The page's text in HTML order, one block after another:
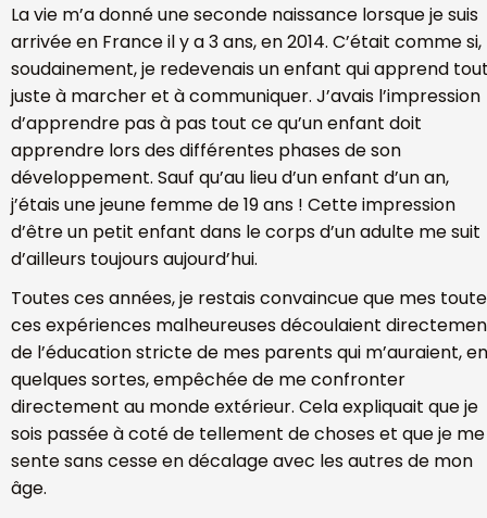
La vie m’a donné une seconde naissance lorsque je suis
arrivée en France il y a 3 ans, en 2014. C’était comme si,
soudainement, je redevenais un enfant qui apprend
juste à marcher et à communiquer. J’avais l’impression
d’apprendre pas à pas tout ce qu’un enfant doit
apprendre lors des différentes phases de son
développement. Sauf qu’au lieu d’un enfant d’un an,
j’étais une jeune femme de 19 ans ! Cette impression
d’être un petit enfant dans le corps d’un adulte me suit
d’ailleurs toujours aujourd’hui.
Toutes ces années, je restais convaincue que mes
ces expériences malheureuses découlaient
de l’éducation stricte de mes parents qui m’auraient, en
quelques sortes, empêchée de me confronter
directement au monde extérieur. Cela expliquait que je
sois passée à coté de tellement de choses et que je me
sente sans cesse en décalage avec les autres de mon
âge.